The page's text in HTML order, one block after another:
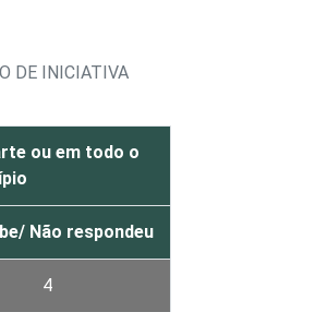
DE INICIATIVA
ou em todo o
Não respondeu
4